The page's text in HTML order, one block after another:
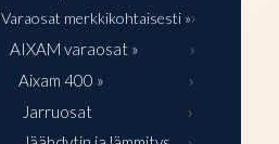
Varaosat merkkikohtaisesti »
AIXAM varaosat »
Aixam 400 »
Jarruosat